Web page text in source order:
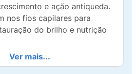
e ação antiqueda.
nos fios capilares para
do brilho e nutrição
Ver mais...